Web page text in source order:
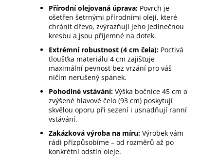
Přírodní olejovaná úprava: Povrch je
ošetřen šetrnými přírodními oleji, které
chránít dřevo, zvýrazňují jeho jedinečnou
kresbu a jsou příjemné na dotek.
Extrémní robustnost (4 cm čela): Poctivá
tloušťka materiálu 4 cm zajišťuje
maximální pevnost bez vrzání pro váš
ničím nerušený spánek.
Pohodlné vstávání: Výška bočnice 45 cm a
zvýšené hlavové čelo (93 cm) poskytují
skvělou oporu při sezení i usnadňují ranní
vstávání.
Zakázková výroba na míru: Výrobek vám
rádi přizpůsobíme – od rozměrů až po
konkrétní odstín oleje.